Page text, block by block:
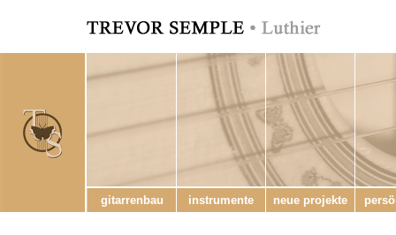
gitarrenbau instrumente neue projekte